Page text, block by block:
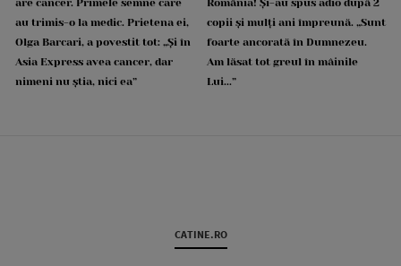
are cancer. Primele semne care
au trimis-o la medic. Prietena ei,
Olga Barcari, a povestit tot: „Și în
Asia Express avea cancer, dar
nimeni nu știa, nici ea”
România! Și-au spus adio după 2
copii și mulți ani împreună. „Sunt
foarte ancorată în Dumnezeu.
Am lăsat tot greul în mâinile
Lui...”
CATINE.RO